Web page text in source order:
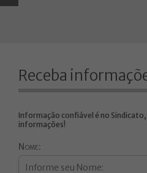
Receba
Informação confiável é no
informações!
Nome: